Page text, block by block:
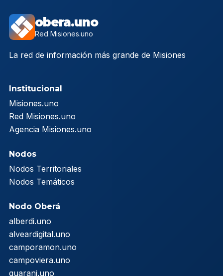
obera.uno
Red Misiones.uno
La red de información más grande de Misiones
Institucional
Misiones.uno
Red Misiones.uno
Agencia Misiones.uno
Nodos
Nodos Territoriales
Nodos Temáticos
Nodo Oberá
alberdi.uno
alveardigital.uno
camporamon.uno
campoviera.uno
guarani.uno